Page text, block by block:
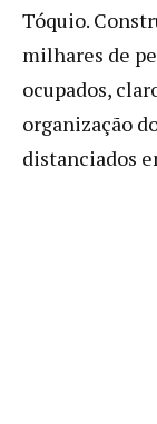
Tóquio.
milhares de
ocupados,
organização
distanciados